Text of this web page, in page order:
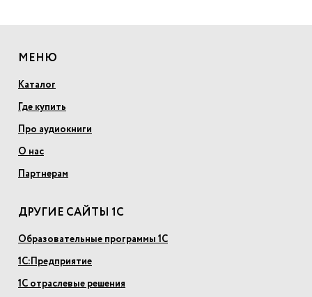
МЕНЮ
Каталог
Где купить
Про аудиокниги
О нас
Партнерам
ДРУГИЕ САЙТЫ 1С
Образовательные программы 1С
1С:Предприятие
1С отраслевые решения